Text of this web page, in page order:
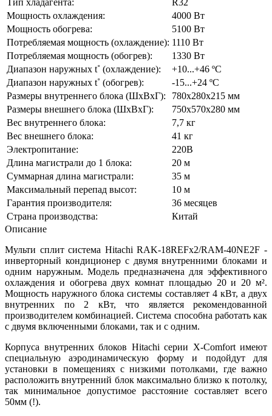
Мощность охлаждения:
4000 Вт
Мощность обогрева:
5100 Вт
Потребляемая мощность (охлаждение): 1110 Вт
Потребляемая мощность (обогрев):
1330 Вт
Диапазон наружных t˚ (охлаждение):
+10...+46 ºC
Диапазон наружных t˚ (обогрев):
-15...+24 ºC
Размеры внутреннего блока (ШхВхГ):
780х280х215 мм
Размеры внешнего блока (ШхВхГ):
750х570х280 мм
Вес внутреннего блока:
7,7 кг
Вес внешнего блока:
41 кг
Электропитание:
220В
Длина магистрали до 1 блока:
20 м
Суммарная длина магистрали:
35 м
Максимальный перепад высот:
10 м
Гарантия производителя:
36 месяцев
Страна производства:
Китай
Описание
Мульти сплит система Hitachi RAK-18REFх2/RAM-40NE2F -
инверторный кондиционер с двумя внутренними блоками и
одним наружным. Модель предназначена для эффективного
охлаждения и обогрева двух комнат площадью 20 и 20 м².
Мощность наружного блока системы составляет 4 кВт, а двух
внутренних по 2 кВт, что является рекомендованной
производителем комбинацией. Система способна работать как
с двумя включенными блоками, так и с одним.
Корпуса внутренних блоков Hitachi серии X-Comfort имеют
специальную аэродинамическую форму и подойдут для
установки в помещениях с низкими потолками, где важно
расположить внутренний блок максимально близко к потолку,
так минимальное допустимое расстояние составляет всего
50мм (!).